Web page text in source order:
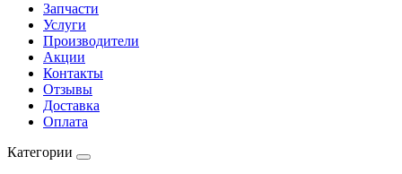
Запчасти
Услуги
Производители
Акции
Контакты
Отзывы
Доставка
Оплата
Категории